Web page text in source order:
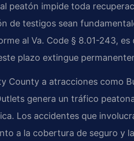
peatón impide toda
de testigos sean
al Va. Code § 8.01-243,
plazo extingue
County a atracciones como
genera un tráfico
Los accidentes que
a la cobertura de seguro y